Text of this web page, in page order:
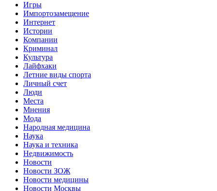
Игры
Импортозамещение
Интернет
Истории
Компании
Криминал
Культура
Лайфхаки
Летние виды спорта
Личный счет
Люди
Места
Мнения
Мода
Народная медицина
Наука
Наука и техника
Недвижимость
Новости
Новости ЗОЖ
Новости медицины
Новости Москвы